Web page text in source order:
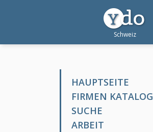
HAUPTSEITE
FIRMEN KATALOG
SUCHE
ARBEIT